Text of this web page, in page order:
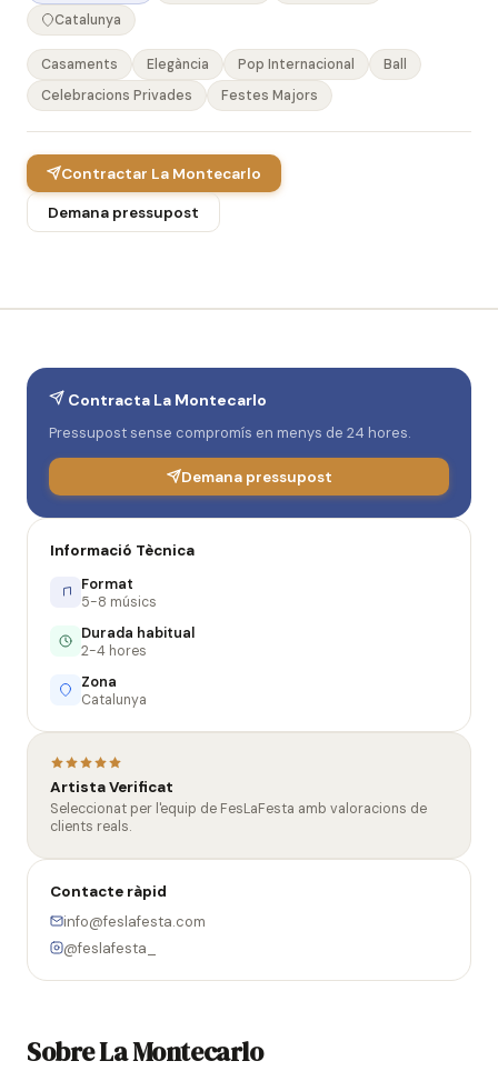
Catalunya
Casaments Elegància Pop Internacional
Ball
Celebracions Privades
Festes Majors
Contractar La Montecarlo
Demana pressupost
Sobre La Montecarlo
Contracta La Montecarlo
Pressupost sense compromís en menys de 24 hores.
Demana pressupost
Informació Tècnica
Format
5-8 músics
Durada habitual
2-4 hores
Zona
Catalunya
Artista Verificat
Seleccionat per l'equip de FesLaFesta amb valoracions de
clients reals.
Contacte ràpid
info@feslafesta.com
@feslafesta_